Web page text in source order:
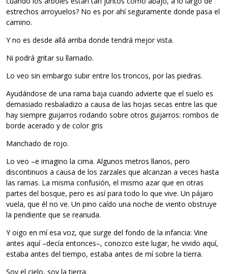
estrechos arroyuelos? No es por ahí seguramente donde pasa el
camino.
Y no es desde allá arriba donde tendrá mejor vista.
Ni podrá gritar su llamado.
Lo veo sin embargo subir entre los troncos, por las piedras.
Ayudándose de una rama baja cuando advierte que el suelo es
demasiado resbaladizo a causa de las hojas secas entre las que
hay siempre guijarros rodando sobre otros guijarros: rombos de
borde acerado y de color gris
Manchado de rojo.
Lo veo –e imagino la cima. Algunos metros llanos, pero
discontinuos a causa de los zarzales que alcanzan a veces hasta
las ramas. La misma confusión, el mismo azar que en otras
partes del bosque, pero es así para todo lo que vive. Un pájaro
vuela, que él no ve. Un pino caído una noche de viento obstruye
la pendiente que se reanuda.
Y oigo en mí esa voz, que surge del fondo de la infancia: Vine
antes aquí –decía entonces–, conozco este lugar, he vivido aquí,
estaba antes del tiempo, estaba antes de mí sobre la tierra.
Soy el cielo, soy la tierra.